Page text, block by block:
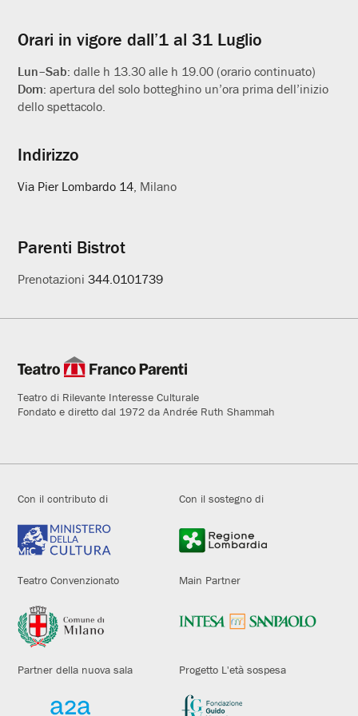
Orari in vigore dall’1 al 31 Luglio
Lun–Sab:dalle h 13.30 alle h 19.00 (orario continuato)
Dom:apertura del solo botteghino un’ora prima dell’inizio
dello spettacolo.
Indirizzo
Via Pier Lombardo 14, Milano
Parenti Bistrot
Prenotazioni344.0101739
Teatro di Rilevante Interesse Culturale
Fondato e diretto dal 1972 da Andrée Ruth Shammah
Con il contributo di Con il sostegno di
Teatro Convenzionato Main Partner
Partner della nuova sala Progetto L'età sospesa